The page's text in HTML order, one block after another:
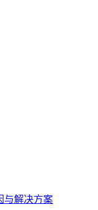
与解决方案